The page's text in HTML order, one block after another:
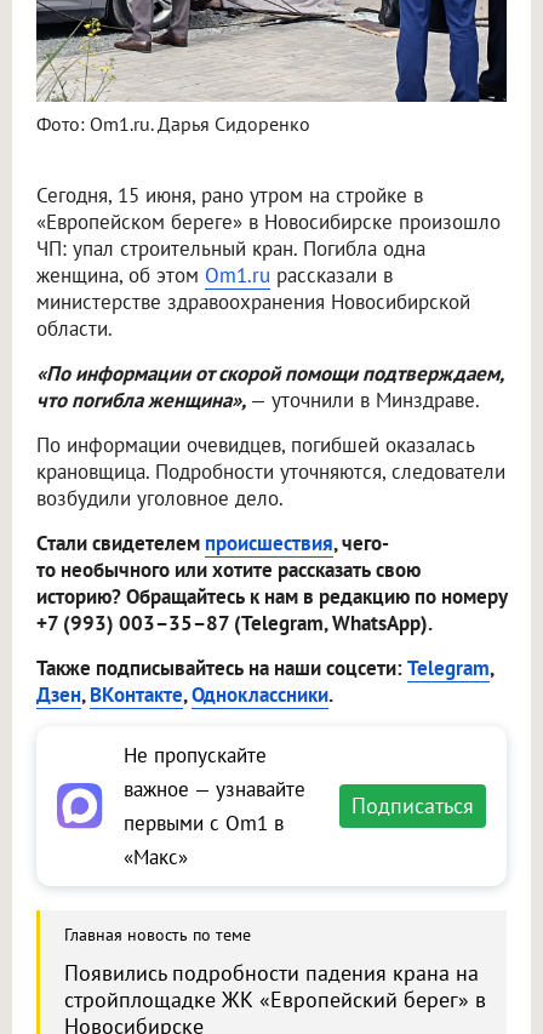
Фото: Om1.ru. Дарья Сидоренко
Сегодня, 15 июня, рано утром на стройке в
«Европейском береге» в Новосибирске произошло
ЧП: упал строительный кран. Погибла одна
женщина, об этом Om1.ru рассказали в
министерстве здравоохранения Новосибирской
области.
«По информации от скорой помощи подтверждаем,
что погибла женщина», — уточнили в Минздраве.
По информации очевидцев, погибшей оказалась
крановщица. Подробности уточняются, следователи
возбудили уголовное дело.
Стали свидетелем происшествия, чего-
то необычного или хотите рассказать свою
историю? Обращайтесь к нам в редакцию по номеру
+7 (993) 003–35–87 (Telegram, WhatsApp).
Также подписывайтесь на наши соцсети:Telegram,
Дзен,ВКонтакте,Одноклассники.
Не пропускайте
важное — узнавайте
первыми с Om1 в
«Макс»
Подписаться
Главная новость по теме
Появились подробности падения крана на
стройплощадке ЖК «Европейский берег» в
Новосибирске